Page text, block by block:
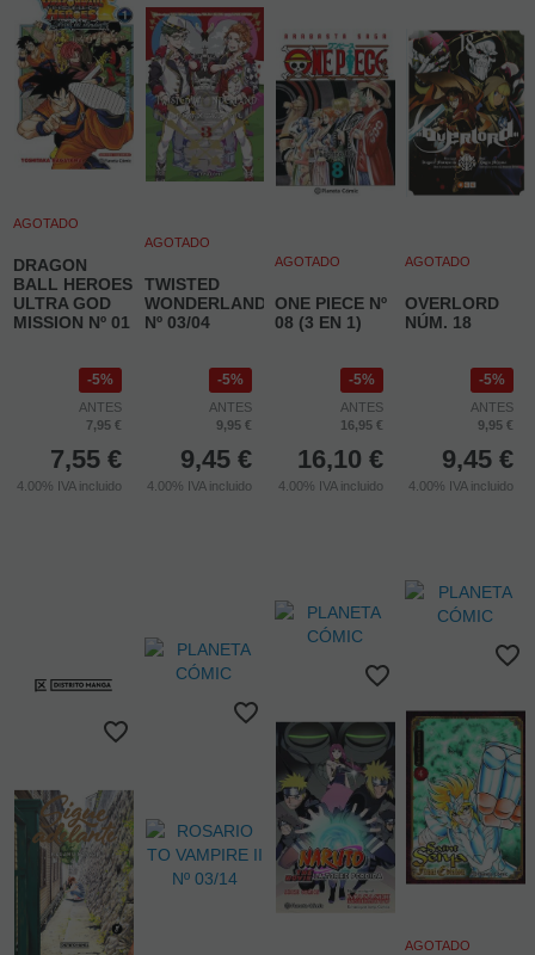
AGOTADO
DRAGON
BALL HEROES
ULTRA GOD
MISSION Nº 01
5%
ANTES
7,95 €
7,55 €
4.00% IVA incluido
AGOTADO
TWISTED
WONDERLAND
Nº 03/04
5%
ANTES
9,95 €
9,45 €
4.00% IVA incluido
AGOTADO
ONE PIECE Nº
08 (3 EN 1)
5%
ANTES
16,95 €
16,10 €
4.00% IVA incluido
AGOTADO
OVERLORD
NÚM. 18
5%
ANTES
9,95 €
9,45 €
4.00% IVA incluido
AGOTADO